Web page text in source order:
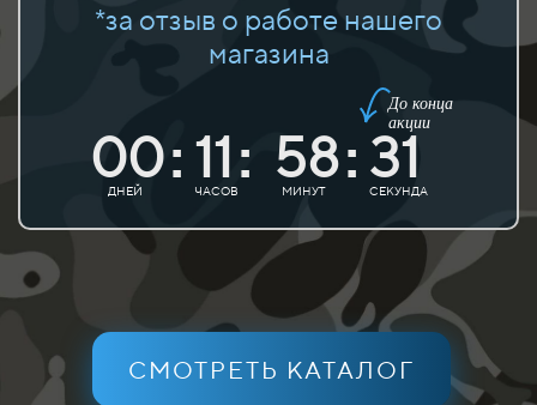
*за отзыв о работе нашего
магазина
До конца
акции
00:
ДНЕЙ
11:
ЧАСОВ
58:
МИНУТ
31
СЕКУНДА
СМОТРЕТЬ КАТАЛОГ